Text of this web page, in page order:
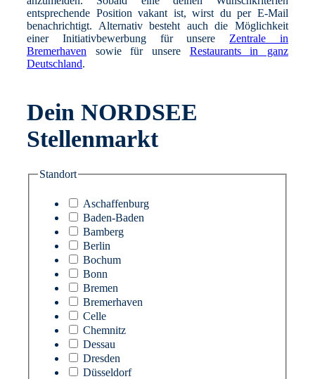
entsprechende Position vakant ist, wirst du per E-Mail
benachrichtigt. Alternativ besteht auch die Möglichkeit
einer Initiativbewerbung für unsere Zentrale in
Bremerhaven sowie für unsere Restaurants in ganz
Deutschland.
Dein NORDSEE
Stellenmarkt
Standort
Aschaffenburg
Baden-Baden
Bamberg
Berlin
Bochum
Bonn
Bremen
Bremerhaven
Celle
Chemnitz
Dessau
Dresden
Düsseldorf